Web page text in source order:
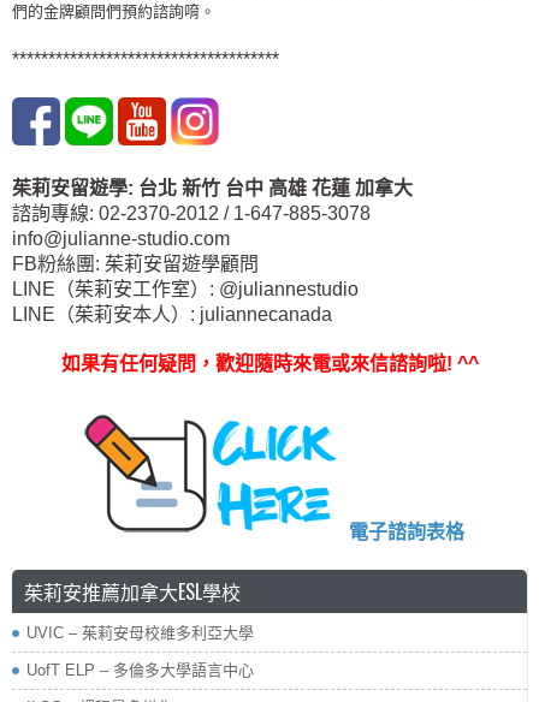
們的金牌顧問們預約諮詢唷。
*************************************
茱莉安留遊學: 台北 新竹 台中 高雄 花蓮 加拿大
諮詢專線: 02-2370-2012 / 1-647-885-3078
info@julianne-studio.com
FB粉絲團: 茱莉安留遊學顧問
LINE（茱莉安工作室）: @juliannestudio
LINE（茱莉安本人）: juliannecanada
如果有任何疑問，歡迎隨時來電或來信諮詢啦! ^^
電子諮詢表格
茱莉安推薦加拿大ESL學校
UVIC – 茱莉安母校維多利亞大學
UofT ELP – 多倫多大學語言中心